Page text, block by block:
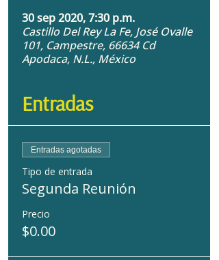
30 sep 2020, 7:30 p.m.
Castillo Del Rey La Fe, José Ovalle
101, Campestre, 66634 Cd
Apodaca, N.L., México
Entradas
Entradas agotadas
Tipo de entrada
Segunda Reunión
Precio
$0.00